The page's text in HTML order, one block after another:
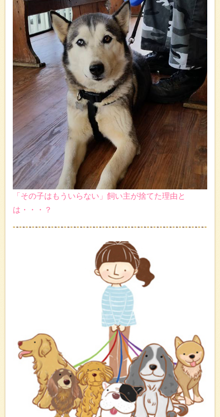
「その子はもういらない」飼い主が捨てた理由と
は・・・？